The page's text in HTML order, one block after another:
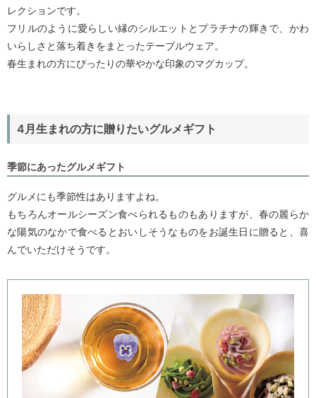
レクションです。
フリルのように愛らしい縁のシルエットとプラチナの輝きで、かわ
いらしさと落ち着きをまとったテーブルウェア。
春生まれの方にぴったりの華やかな印象のマグカップ。
4月生まれの方に贈りたいグルメギフト
季節にあったグルメギフト
グルメにも季節性はありますよね。
もちろんオールシーズン食べられるものもありますが、春の麗らか
な陽気のなかで食べるとおいしそうなものをお誕生日に贈ると、喜
んでいただけそうです。